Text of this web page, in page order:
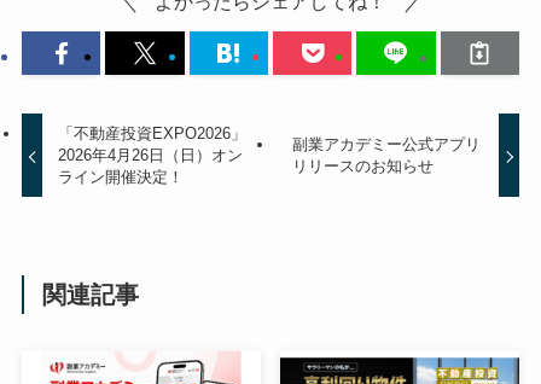
「不動産投資EXPO2026」
2026年4月26日（日）オン
ライン開催決定！
副業アカデミー公式アプリ
リリースのお知らせ
関連記事